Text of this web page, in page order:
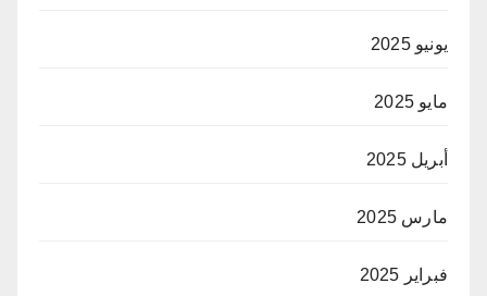
يونيو 2025
مايو 2025
أبريل 2025
مارس 2025
فبراير 2025